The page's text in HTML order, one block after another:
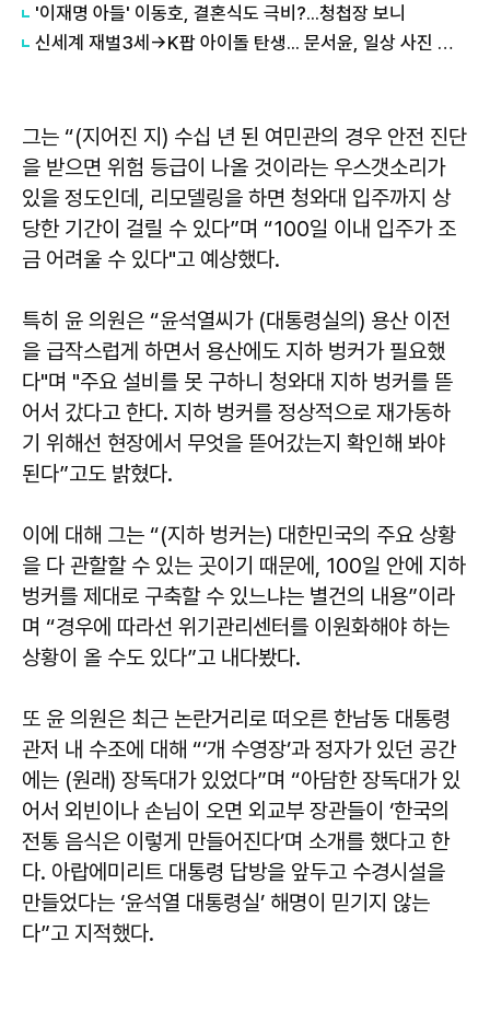
'이재명 아들' 이동호, 결혼식도 극비?...청첩장 보니
신세계 재벌3세→K팝 아이돌 탄생... 문서윤, 일상 사진 보니
그는 “(지어진 지) 수십 년 된 여민관의 경우 안전 진단
을 받으면 위험 등급이 나올 것이라는 우스갯소리가
있을 정도인데, 리모델링을 하면 청와대 입주까지 상
당한 기간이 걸릴 수 있다”며 “100일 이내 입주가 조
금 어려울 수 있다"고 예상했다.
특히 윤 의원은 “윤석열씨가 (대통령실의) 용산 이전
을 급작스럽게 하면서 용산에도 지하 벙커가 필요했
다"며 "주요 설비를 못 구하니 청와대 지하 벙커를 뜯
어서 갔다고 한다. 지하 벙커를 정상적으로 재가동하
기 위해선 현장에서 무엇을 뜯어갔는지 확인해 봐야
된다”고도 밝혔다.
이에 대해 그는 “(지하 벙커는) 대한민국의 주요 상황
을 다 관할할 수 있는 곳이기 때문에, 100일 안에 지하
벙커를 제대로 구축할 수 있느냐는 별건의 내용”이라
며 “경우에 따라선 위기관리센터를 이원화해야 하는
상황이 올 수도 있다”고 내다봤다.
또 윤 의원은 최근 논란거리로 떠오른 한남동 대통령
관저 내 수조에 대해 “‘개 수영장’과 정자가 있던 공간
에는 (원래) 장독대가 있었다”며 “아담한 장독대가 있
어서 외빈이나 손님이 오면 외교부 장관들이 ‘한국의
전통 음식은 이렇게 만들어진다’며 소개를 했다고 한
다. 아랍에미리트 대통령 답방을 앞두고 수경시설을
만들었다는 ‘윤석열 대통령실’ 해명이 믿기지 않는
다”고 지적했다.